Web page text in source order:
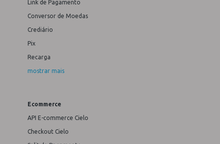
Link de Pagamento
Conversor de Moedas
Crediário
Pix
Recarga
mostrar mais
Ecommerce
API E-commerce Cielo
Checkout Cielo